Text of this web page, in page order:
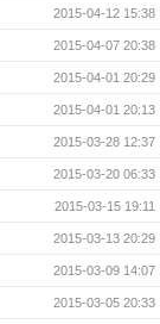
2015-04-12 15:38
2015-04-07 20:38
2015-04-01 20:29
2015-04-01 20:13
2015-03-28 12:37
2015-03-20 06:33
2015-03-15 19:11
2015-03-13 20:29
2015-03-09 14:07
2015-03-05 20:33